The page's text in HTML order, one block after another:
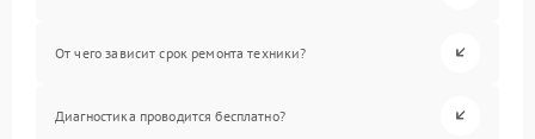
От чего зависит срок ремонта техники?
Диагностика проводится бесплатно?